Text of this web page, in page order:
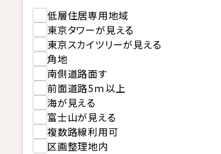
低層住居専用地域
東京タワーが見える
東京スカイツリーが見える
角地
南側道路面す
前面道路5ｍ以上
海が見える
富士山が見える
複数路線利用可
区画整理地内